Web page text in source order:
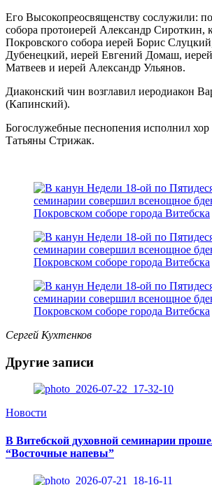
Его Высокопреосвященству сослужили:
собора протоиерей Александр Сироткин,
Покровского собора иерей Борис
Дубенецкий, иерей Евгений Домаш,
Матвеев и иерей Александр Ульянов.
Диаконский чин возглавил иеродиакон
(Капинский).
Богослужебные песнопения исполнил
Татьяны Стрижак.
Сергей Кухтенков
Другие записи
Новости
В Витебской духовной семинарии
“Восточные напевы”